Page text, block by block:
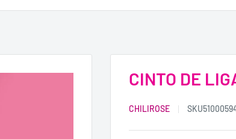
CINTO DE
CHILIROSE SKU